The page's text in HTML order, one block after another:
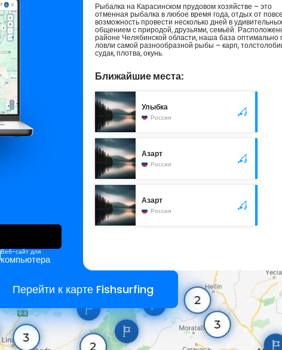
Веб-сайт для
компьютера
Рыбалка на Карасинском прудовом хозяйстве – это
отменная рыбалка в любое время года, отдых от
возможность провести несколько дней в
общением с природой, друзьями, семьёй.
районе Челябинской области, наша база
ловли самой разнообразной рыбы – карп,
судак, плотва, окунь.
Ближайшие места:
Улыбка
Россия
Азарт
Россия
Азарт
Россия
Перейти к карте Fishsurfing